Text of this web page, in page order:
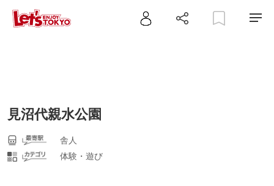
見沼代親水公園
舎人
体験・遊び